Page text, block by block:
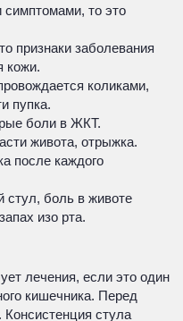
то это
признаки заболевания
кожи.
коликами,
пупка.
боли в ЖКТ.
живота, отрыжка.
после каждого
стул, боль в животе
изо рта.
лечения, если это один
кишечника. Перед
стула